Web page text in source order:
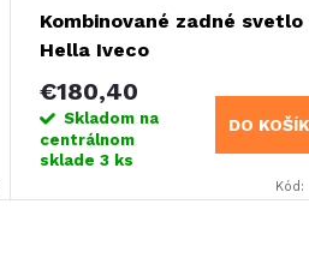
Kombinované zadné svetlo
Hella Iveco
€180,40
Skladom na
centrálnom
sklade 3 ks
DO
Kód: